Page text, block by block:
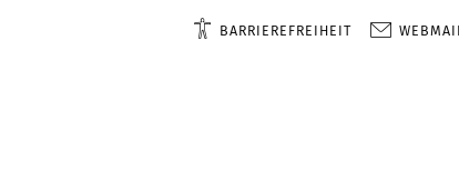
BARRIEREFREIHEIT